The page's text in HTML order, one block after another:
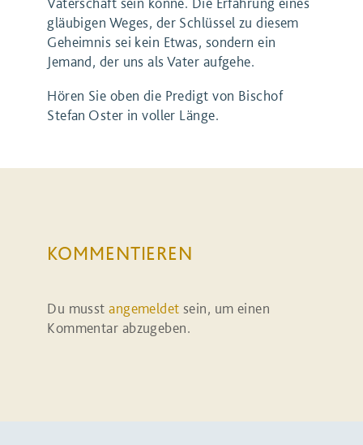
gläubigen Weges, der Schlüssel zu diesem
Geheimnis sei kein Etwas, sondern ein
Jemand, der uns als Vater aufgehe.
Hören Sie oben die Predigt von Bischof
Stefan Oster in voller Länge.
KOMMENTIEREN
Du musstangemeldet sein, um einen
Kommentar abzugeben.